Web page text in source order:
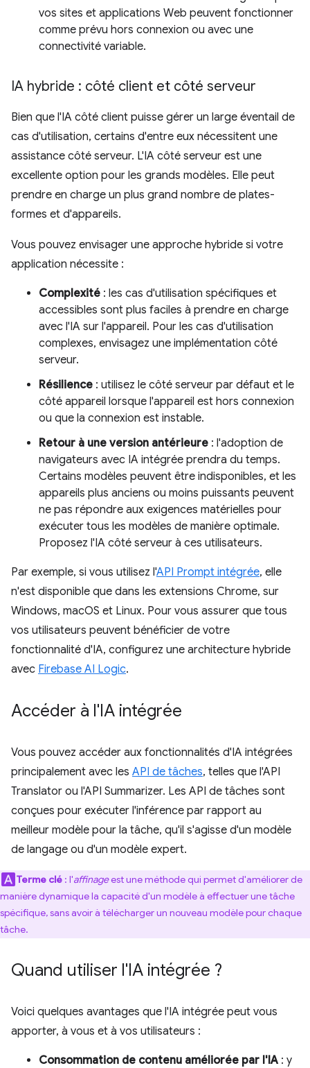
vos sites et applications Web peuvent fonctionner
comme prévu hors connexion ou avec une
connectivité variable.
IA hybride : côté client et côté serveur
Bien que l'IA côté client puisse gérer un large éventail de
cas d'utilisation, certains d'entre eux nécessitent une
assistance côté serveur. L'IA côté serveur est une
excellente option pour les grands modèles. Elle peut
prendre en charge un plus grand nombre de plates-
formes et d'appareils.
Vous pouvez envisager une approche hybride si votre
application nécessite :
Complexité : les cas d'utilisation spécifiques et
accessibles sont plus faciles à prendre en charge
avec l'IA sur l'appareil. Pour les cas d'utilisation
complexes, envisagez une implémentation côté
serveur.
Résilience : utilisez le côté serveur par défaut et le
côté appareil lorsque l'appareil est hors connexion
ou que la connexion est instable.
Retour à une version antérieure : l'adoption de
navigateurs avec IA intégrée prendra du temps.
Certains modèles peuvent être indisponibles, et les
appareils plus anciens ou moins puissants peuvent
ne pas répondre aux exigences matérielles pour
exécuter tous les modèles de manière optimale.
Proposez l'IA côté serveur à ces utilisateurs.
Par exemple, si vous utilisez l'API Prompt intégrée, elle
n'est disponible que dans les extensions Chrome, sur
Windows, macOS et Linux. Pour vous assurer que tous
vos utilisateurs peuvent bénéficier de votre
fonctionnalité d'IA, configurez une architecture hybride
avec Firebase AI Logic.
Accéder à l'IA intégrée
Vous pouvez accéder aux fonctionnalités d'IA intégrées
principalement avec les API de tâches, telles que l'API
Translator ou l'API Summarizer. Les API de tâches sont
conçues pour exécuter l'inférence par rapport au
meilleur modèle pour la tâche, qu'il s'agisse d'un modèle
de langage ou d'un modèle expert.
Terme clé : l'affinageest une méthode qui permet d'améliorer de
manière dynamique la capacité d'un modèle à effectuer une tâche
spécifique, sans avoir à télécharger un nouveau modèle pour chaque
tâche.
Quand utiliser l'IA intégrée ?
Voici quelques avantages que l'IA intégrée peut vous
apporter, à vous et à vos utilisateurs :
Consommation de contenu améliorée par l'IA : y